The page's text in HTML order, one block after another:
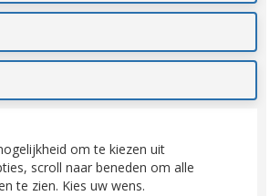
om te kiezen uit
scroll naar beneden om alle
te zien. Kies uw wens.